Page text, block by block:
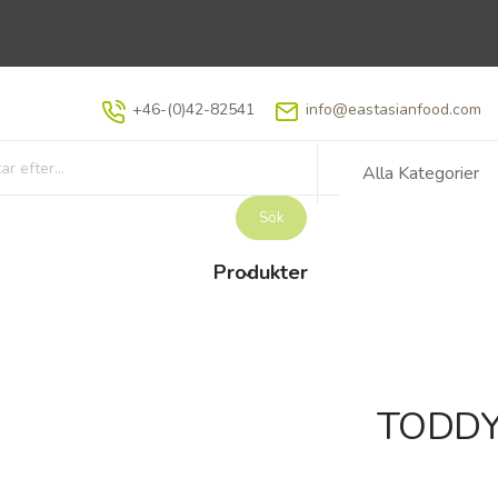
+46-(0)42-82541 info@eastasianfood.com
Alla Kategorier
Sök
Produkter